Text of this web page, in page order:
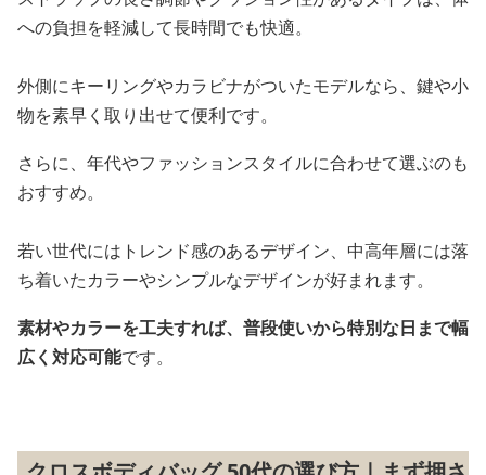
への負担を軽減して長時間でも快適。
外側にキーリングやカラビナがついたモデルなら、鍵や小
物を素早く取り出せて便利です。
さらに、年代やファッションスタイルに合わせて選ぶのも
おすすめ。
若い世代にはトレンド感のあるデザイン、中高年層には落
ち着いたカラーやシンプルなデザインが好まれます。
素材やカラーを工夫すれば、普段使いから特別な日まで幅
広く対応可能です。